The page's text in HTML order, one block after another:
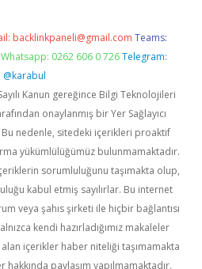
backlinkpaneli@gmail.com Teams:
Whatsapp: 0262 606 0 726 Telegram:
@karabul
Kanun gereğince Bilgi Teknolojileri
onaylanmış bir Yer Sağlayıcı
nedenle, sitedeki içerikleri proaktif
yükümlülüğümüz bulunmamaktadır.
sorumluluğunu taşımakta olup,
kabul etmiş sayılırlar. Bu internet
veya şahıs şirketi ile hiçbir bağlantısı
kendi hazırladığımız makaleler
içerikler haber niteliği taşımamakta
paylaşım yapılmamaktadır.